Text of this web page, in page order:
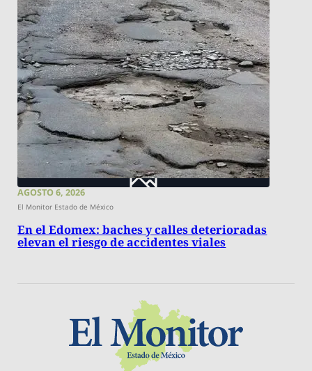
AGOSTO 6, 2026
El Monitor Estado de México
En el Edomex: baches y calles deterioradas
elevan el riesgo de accidentes viales